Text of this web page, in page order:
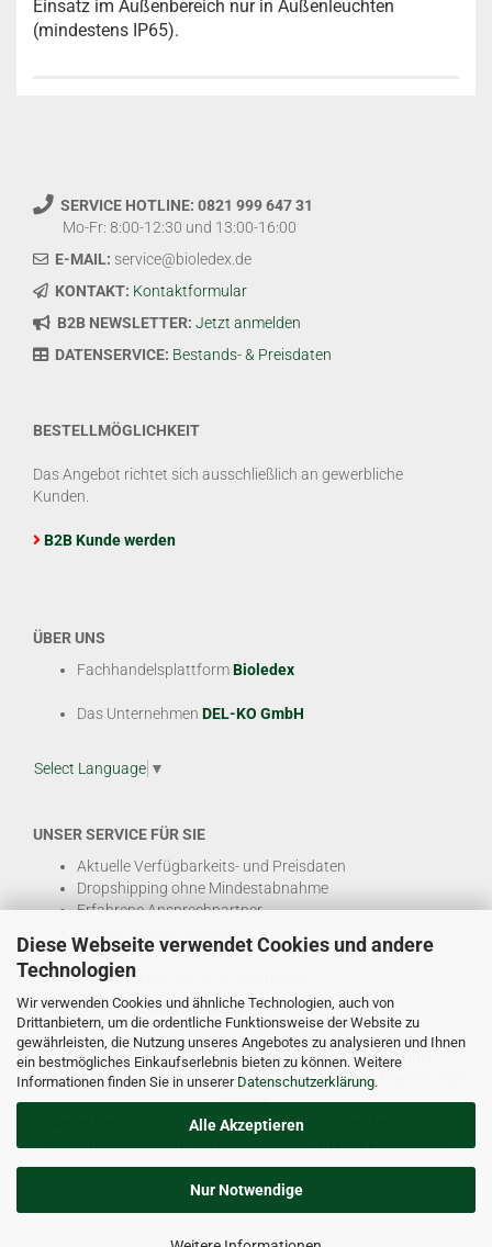
Diese Webseite verwendet Cookies und andere
Technologien
Wir verwenden Cookies und ähnliche Technologien, auch von
Drittanbietern, um die ordentliche Funktionsweise der Website zu
gewährleisten, die Nutzung unseres Angebotes zu analysieren und Ihnen
ein bestmögliches Einkaufserlebnis bieten zu können. Weitere
Informationen finden Sie in unserer Datenschutzerklärung.
Alle Akzeptieren
Nur Notwendige
Einsatz im Außenbereich nur in Außenleuchten
(mindestens IP65).
SERVICE HOTLINE: 0821 999 647 31
Mo-Fr: 8:00-12:30 und 13:00-16:00
E-MAIL: service@bioledex.de
KONTAKT: Kontaktformular
B2B NEWSLETTER: Jetzt anmelden
DATENSERVICE: Bestands- & Preisdaten
BESTELLMÖGLICHKEIT
Das Angebot richtet sich ausschließlich an gewerbliche
Kunden.
B2B Kunde werden
ÜBER UNS
FachhandelsplattformBioledex
Das Unternehmen DEL-KO GmbH
Select Language ▼
UNSER SERVICE FÜR SIE
Aktuelle Verfügbarkeits- und Preisdaten
Dropshipping ohne Mindestabnahme
Erfahrene Ansprechpartner
Hohe Warenverfügbarkeit
EDI & E-Rechnung
Attraktive Margen & Projektpreise
Und viele weitereB2B Services
© DEL-KO GmbH 2026 |Impressum|AGB| Datenschutz
Kontakt|Vertriebspartner werden|Sitemap|Unsere Marken
Service
Bioledex Fachhandelsplattform für LED Leuchten, Leuchtmittel,
Schalterprogrammen und Elektrotechnik zu B2B Konditionen.